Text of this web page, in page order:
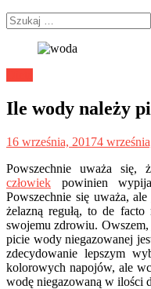
Szukaj:
Ile wody należy
16 września, 20174
Powszechnie uważa się,
człowiek powinien
Powszechnie się uważa,
żelazną regułą, to de
swojemu zdrowiu.
picie wody niegazowanej
zdecydowanie lepszym
kolorowych napojów, ale
wodę niegazowaną w ilości